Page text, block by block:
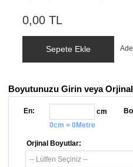
0,00 TL
Sepete Ekle
Boyutunuzu Girin veya
En:
cm
0cm = 0Metre
Orjinal Boyutlar: